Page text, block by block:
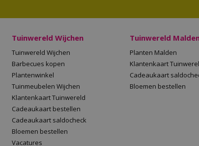
Tuinwereld Wijchen
Tuinwereld Wijchen
Barbecues kopen
Plantenwinkel
Tuinmeubelen Wijchen
Klantenkaart Tuinwereld
Cadeaukaart bestellen
Cadeaukaart saldocheck
Bloemen bestellen
Vacatures
Tuinwereld
Planten Malden
Klantenkaart
Cadeaukaart
Bloemen bestellen